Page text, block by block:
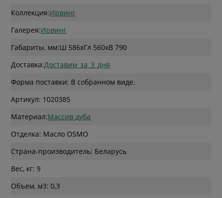
Коллекция:Ирвинг
Галерея:Ирвинг
Габариты, мм:Ш 586xГл 560xВ 790
Доставка:Доставим_за_3_дня
Форма поставки: В собранном виде.
Артикул: 1020385
Материал:Массив дуба
Отделка: Масло OSMO
Страна-производитель: Беларусь
Вес, кг: 9
Объем, м3: 0,3